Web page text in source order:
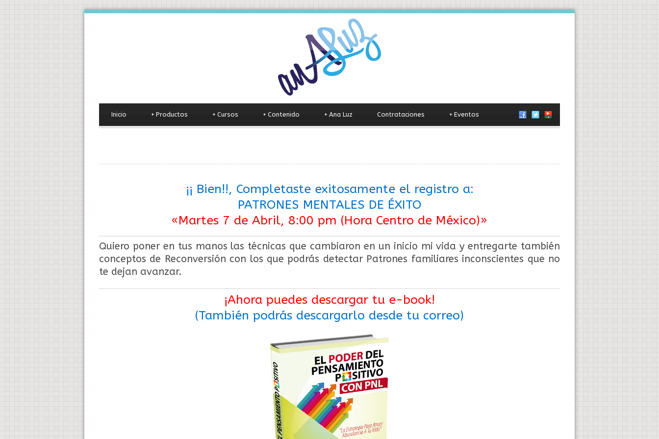
Inicio Productos
+ Cursos
+ Contenido
+ Ana Luz
+ Contrataciones Eventos
+
¡¡ Bien!!, Completaste exitosamente el registro a:
PATRONES MENTALES DE ÉXITO
«Martes 7 de Abril, 8:00 pm (Hora Centro de México)»
Quiero poner en tus manos las técnicas que cambiaron en un inicio mi vida y entregarte también
conceptos de Reconversión con los que podrás detectar Patrones familiares inconscientes que no
te dejan avanzar.
¡Ahora puedes descargar tu e-book!
(También podrás descargarlo desde tu correo)